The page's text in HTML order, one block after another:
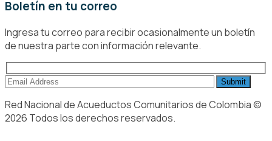
Boletín en tu correo
Ingresa tu correo para recibir ocasionalmente un boletín
de nuestra parte con información relevante.
Red Nacional de Acueductos Comunitarios de Colombia ©
2026 Todos los derechos reservados.